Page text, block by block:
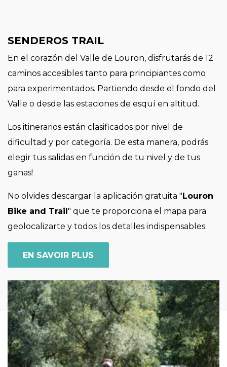
SENDEROS TRAIL
En el corazón del Valle de Louron, disfrutarás de 12
caminos accesibles tanto para principiantes como
para experimentados. Partiendo desde el fondo del
Valle o desde las estaciones de esquí en altitud.
Los itinerarios están clasificados por nivel de
dificultad y por categoría. De esta manera, podrás
elegir tus salidas en función de tu nivel y de tus
ganas!
No olvides descargar la aplicación gratuita " Louron
Bike and Trail " que te proporciona el mapa para
geolocalizarte y todos los detalles indispensables.
EN SAVOIR PLUS
Imagen